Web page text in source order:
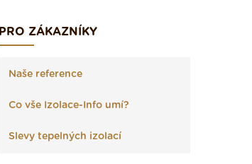
PRO ZÁKAZNÍKY
Naše reference
Co vše Izolace-Info umí?
Slevy tepelných izolací